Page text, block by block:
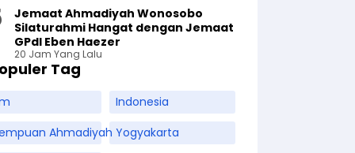
Jemaat Ahmadiyah Wonosobo
Silaturahmi Hangat dengan Jemaat
GPdI Eben Haezer
20 Jam Yang Lalu
Tag
Indonesia
Ahmadiyah Yogyakarta